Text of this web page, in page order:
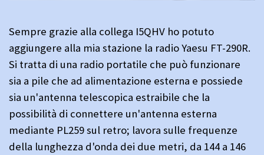
Sempre grazie alla collega I5QHV ho potuto
aggiungere alla mia stazione la radio Yaesu FT-290R.
Si tratta di una radio portatile che può funzionare
sia a pile che ad alimentazione esterna e possiede
sia un'antenna telescopica estraibile che la
possibilità di connettere un'antenna esterna
mediante PL259 sul retro; lavora sulle frequenze
della lunghezza d'onda dei due metri, da 144 a 146